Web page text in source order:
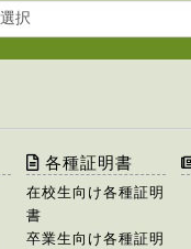
各種証明書
在校生向け各種証明
書
卒業生向け各種証明